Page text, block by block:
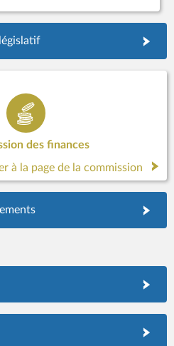
des finances
à la page de la commission